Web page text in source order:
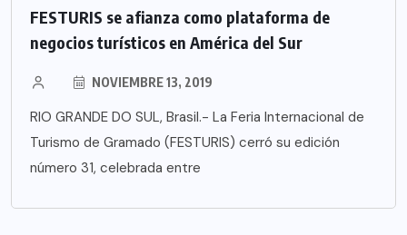
FESTURIS se afianza como plataforma de
negocios turísticos en América del Sur
NOVIEMBRE 13, 2019
RIO GRANDE DO SUL, Brasil.- La Feria Internacional de
Turismo de Gramado (FESTURIS) cerró su edición
número 31, celebrada entre